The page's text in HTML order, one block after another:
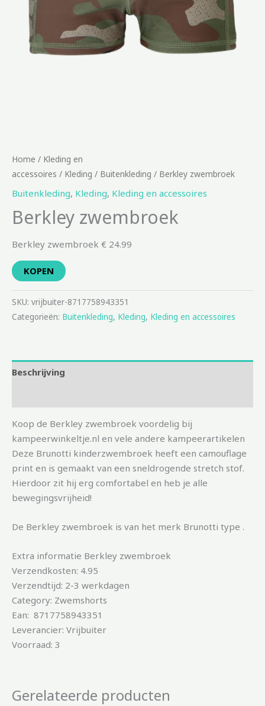
Home / Kleding en
accessoires / Kleding / Buitenkleding / Berkley zwembroek
Buitenkleding, Kleding, Kleding en accessoires
Berkley zwembroek
Berkley zwembroek € 24.99
KOPEN
SKU: vrijbuiter-8717758943351
Categorieën: Buitenkleding, Kleding, Kleding en accessoires
Beschrijving
Koop de Berkley zwembroek voordelig bij
kampeerwinkeltje.nl en vele andere kampeerartikelen
Deze Brunotti kinderzwembroek heeft een camouflage
print en is gemaakt van een sneldrogende stretch stof.
Hierdoor zit hij erg comfortabel en heb je alle
bewegingsvrijheid!
De Berkley zwembroek is van het merk Brunotti type .
Extra informatie Berkley zwembroek
Verzendkosten: 4.95
Verzendtijd: 2-3 werkdagen
Category: Zwemshorts
Ean: 8717758943351
Leverancier: Vrijbuiter
Voorraad: 3
Gerelateerde producten